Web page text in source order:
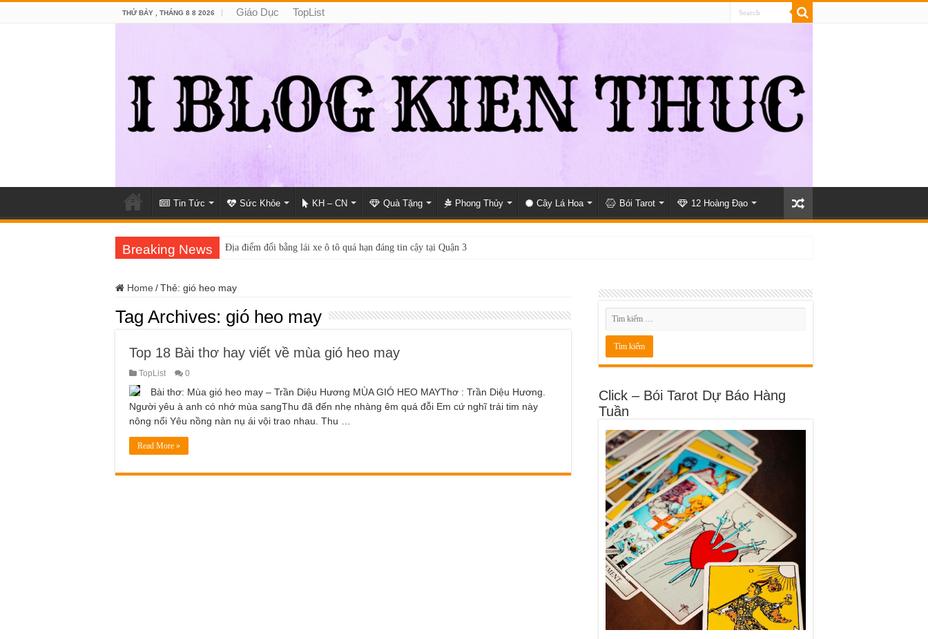
THỨ BẢY , THÁNG 8 8 2026 Giáo Dục TopList
Tin Tức Sức Khỏe KH – CN Quà Tặng Phong Thủy Cây Lá Hoa Bói Tarot 12 Hoàng Đạo
Breaking News Địa điểm đổi bằng lái xe ô tô quá hạn đáng tin cậy tại Quận 3
Home /Thẻ: gió heo may
Tag Archives: gió heo may
Top 18 Bài thơ hay viết về mùa gió heo may
TopList 0
Bài thơ: Mùa gió heo may – Trần Diệu Hương MÙA GIÓ HEO MAYThơ : Trần Diệu Hương.
Người yêu à anh có nhớ mùa sangThu đã đến nhẹ nhàng êm quá đỗi Em cứ nghĩ trái tim này
nông nổi Yêu nồng nàn nụ ái vội trao nhau. Thu …
Read More »
Click – Bói Tarot Dự Báo Hàng
Tuần